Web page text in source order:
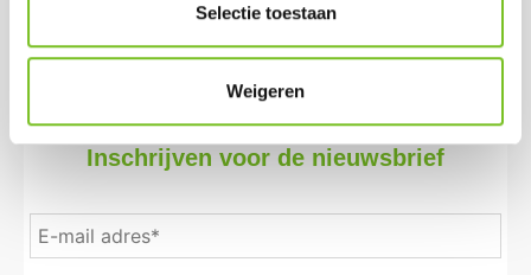
Selectie toestaan
Weigeren
Inschrijven voor de nieuwsbrief